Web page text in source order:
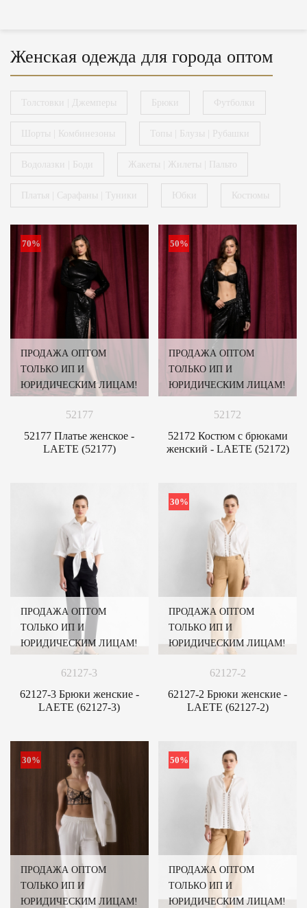
Женская одежда для города оптом
Толстовки | Джемперы Брюки Футболки
Шорты | Комбинезоны Топы | Блузы | Рубашки
Водолазки | Боди Жакеты | Жилеты | Пальто
Платья | Сарафаны | Туники Юбки Костюмы
70%
ПРОДАЖА ОПТОМ
ТОЛЬКО ИП И
ЮРИДИЧЕСКИМ ЛИЦАМ!
52177
52177 Платье женское -
LAETE (52177)
50%
ПРОДАЖА ОПТОМ
ТОЛЬКО ИП И
ЮРИДИЧЕСКИМ ЛИЦАМ!
52172
52172 Костюм с брюками
женский - LAETE (52172)
ПРОДАЖА ОПТОМ
ТОЛЬКО ИП И
ЮРИДИЧЕСКИМ ЛИЦАМ!
62127-3
62127-3 Брюки женские -
LAETE (62127-3)
30%
ПРОДАЖА ОПТОМ
ТОЛЬКО ИП И
ЮРИДИЧЕСКИМ ЛИЦАМ!
62127-2
62127-2 Брюки женские -
LAETE (62127-2)
30%
ПРОДАЖА ОПТОМ
ТОЛЬКО ИП И
ЮРИДИЧЕСКИМ ЛИЦАМ!
50%
ПРОДАЖА ОПТОМ
ТОЛЬКО ИП И
ЮРИДИЧЕСКИМ ЛИЦАМ!